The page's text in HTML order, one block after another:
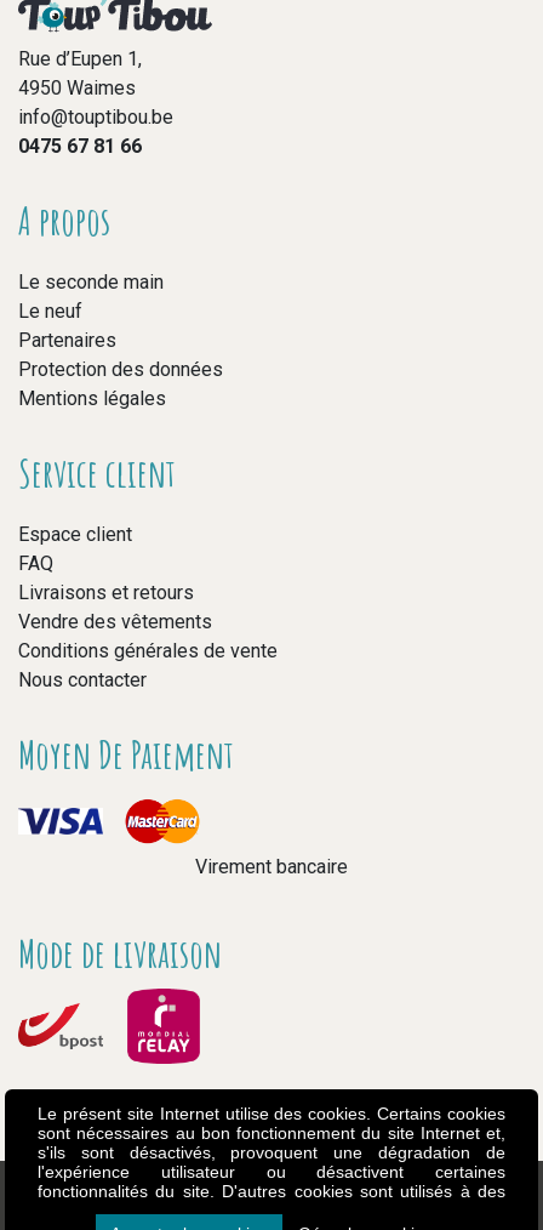
Rue d’Eupen 1,
4950 Waimes
info@touptibou.be
0475 67 81 66
A propos
Le seconde main
Le neuf
Partenaires
Protection des données
Mentions légales
Service client
Espace client
FAQ
Livraisons et retours
Vendre des vêtements
Conditions générales de vente
Nous contacter
Moyen De Paiement
Virement bancaire
Mode de livraison
Le présent site Internet utilise des cookies. Certains cookies
sont nécessaires au bon fonctionnement du site Internet et,
s'ils sont désactivés, provoquent une dégradation de
l'expérience utilisateur ou désactivent certaines
fonctionnalités du site. D'autres cookies sont utilisés à des
fins d'analyse ou de marketing. Les cookies nous permettent